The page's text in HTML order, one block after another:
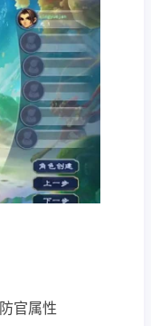
官属性